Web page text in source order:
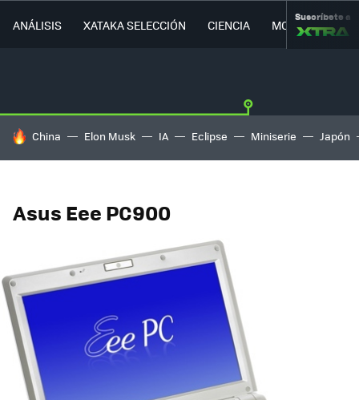
ANÁLISIS XATAKA SELECCIÓN CIENCIA MOVILIDAD
Suscríbete a
HOY SE HABLA DE
China Elon Musk IA Eclipse Miniserie Japón
Asus Eee PC900